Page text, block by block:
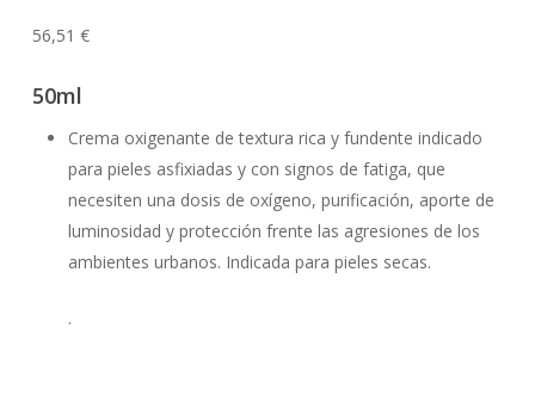
56,51 €
50ml
Crema oxigenante de textura rica y fundente indicado
para pieles asfixiadas y con signos de fatiga, que
necesiten una dosis de oxígeno, purificación, aporte de
luminosidad y protección frente las agresiones de los
ambientes urbanos. Indicada para pieles secas.
.